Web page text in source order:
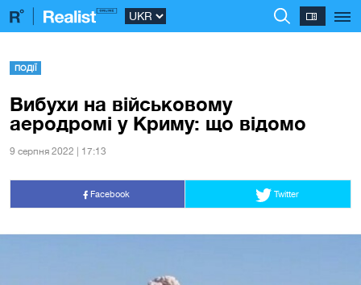
ПОДІЇ
Вибухи на військовому
аеродромі у Криму: що відомо
9 серпня 2022 | 17:13
Facebook Twitter